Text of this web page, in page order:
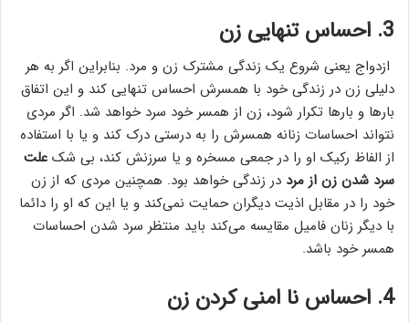
3. احساس تنهایی زن
ازدواج یعنی شروع یک زندگی مشترک زن و مرد. بنابراین اگر به هر
دلیلی زن در زندگی خود با همسرش احساس تنهایی کند و این اتفاق
بار‌ها و بار‌ها تکرار شود، زن از همسر خود سرد خواهد شد. اگر مردی
نتواند احساسات زنانه همسرش را به درستی درک کند و یا با استفاده
از الفاظ رکیک او را در جمعی مسخره و یا سرزنش کند، بی شک علت
سرد شدن زن از مرد در زندگی خواهد بود. همچنین مردی که از زن
خود را در مقابل اذیت دیگران حمایت نمی‌کند و یا این که او را دائما
با دیگر زنان فامیل مقایسه می‌کند باید منتظر سرد شدن احساسات
همسر خود باشد.
4. احساس نا امنی کردن زن